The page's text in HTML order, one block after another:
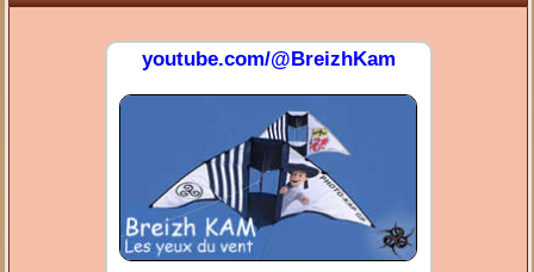
youtube.com/@BreizhKam